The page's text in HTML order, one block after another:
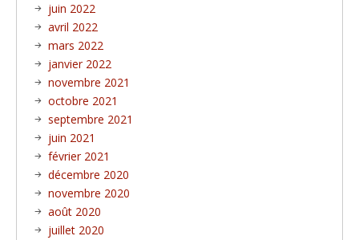
juin 2022
avril 2022
mars 2022
janvier 2022
novembre 2021
octobre 2021
septembre 2021
juin 2021
février 2021
décembre 2020
novembre 2020
août 2020
juillet 2020